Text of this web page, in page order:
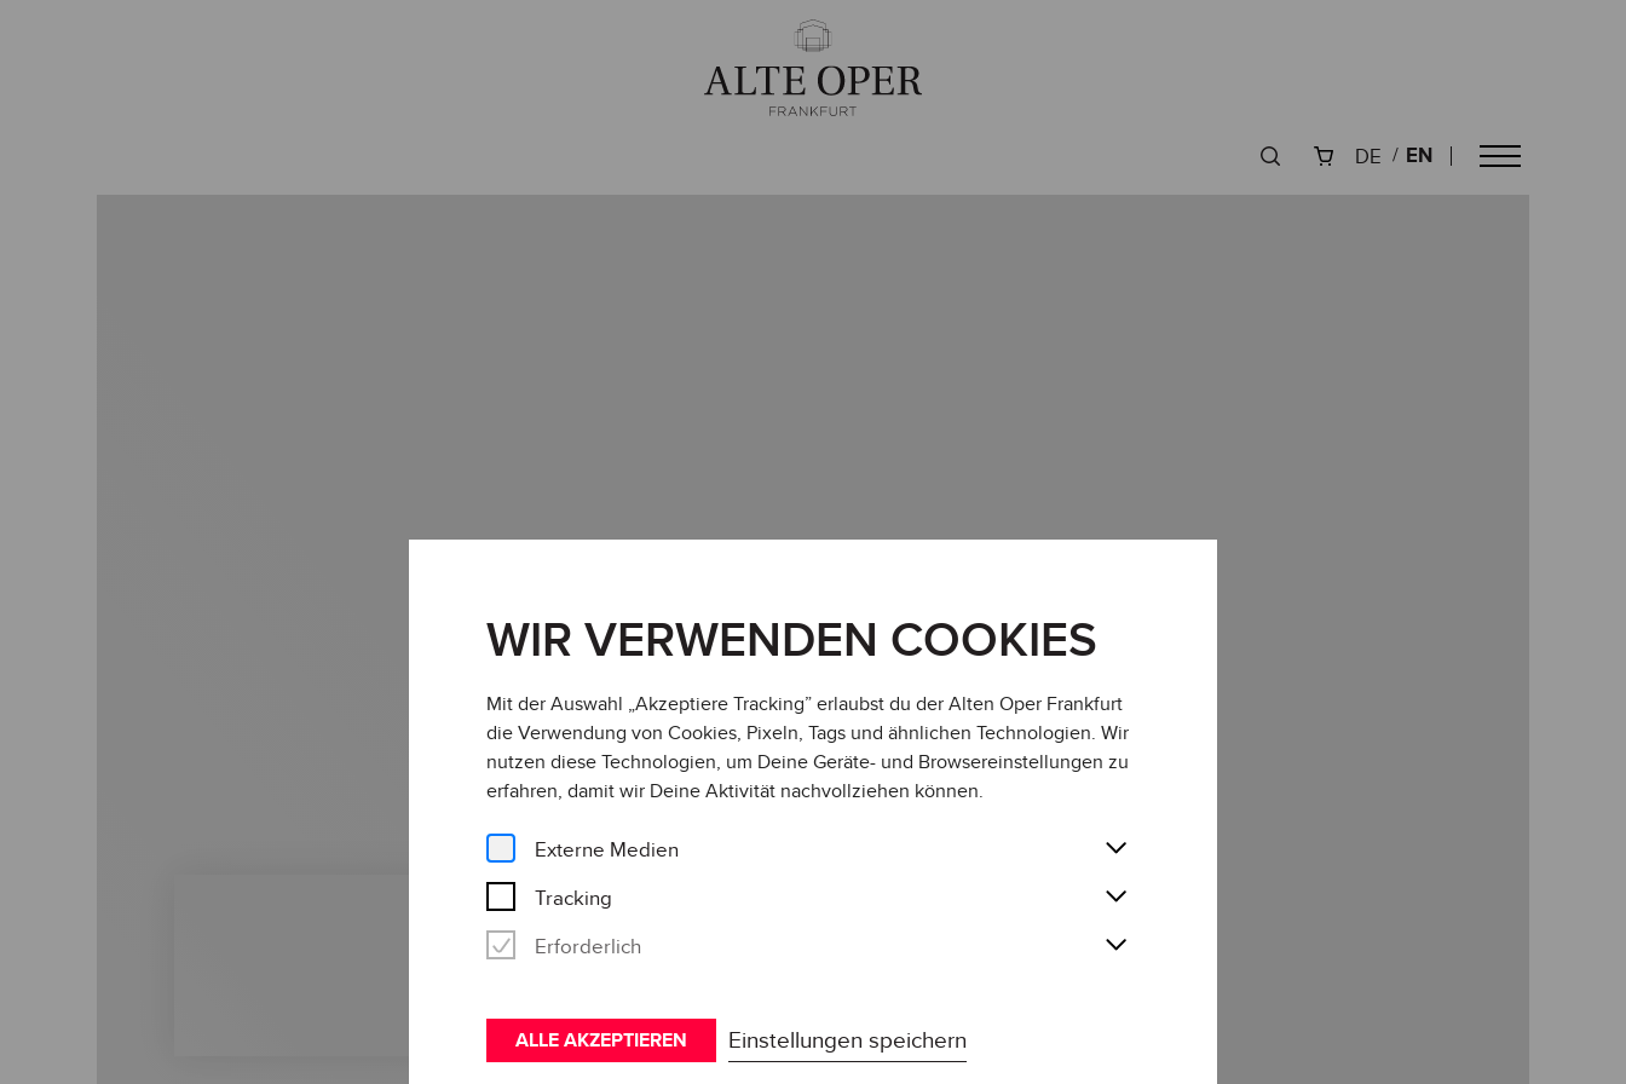
WIR VERWENDEN COOKIES
Mit der Auswahl „Akzeptiere Tracking” erlaubst du der Alten Oper Frankfurt
die Verwendung von Cookies, Pixeln, Tags und ähnlichen Technologien. Wir
nutzen diese Technologien, um Deine Geräte- und Browsereinstellungen zu
erfahren, damit wir Deine Aktivität nachvollziehen können.
Externe Medien
Tracking
Erforderlich
ALLE AKZEPTIEREN Einstellungen speichern
DE EN